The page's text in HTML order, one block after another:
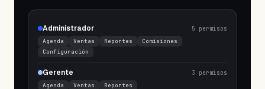
Administrador 5
permisos
Agenda
Ventas Reportes
Comisiones
Configuración
Gerente 3
permisos
Agenda
Ventas Reportes